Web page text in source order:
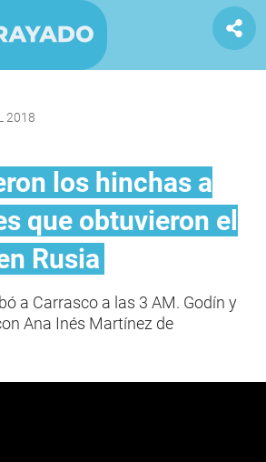
2018
los hinchas a
que obtuvieron el
Rusia
a Carrasco a las 3 AM. Godín y
Ana Inés Martínez de